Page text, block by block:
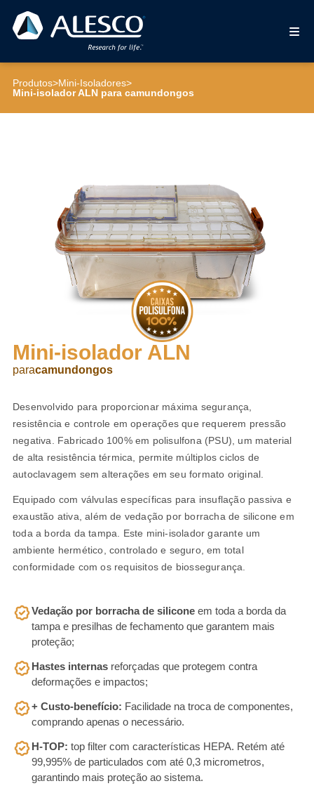
Produtos>Mini-Isoladores>
Mini-isolador ALN para camundongos
Mini-isolador ALN
paracamundongos
Desenvolvido para proporcionar máxima segurança,
resistência e controle em operações que requerem pressão
negativa. Fabricado 100% em polisulfona (PSU), um material
de alta resistência térmica, permite múltiplos ciclos de
autoclavagem sem alterações em seu formato original.
Equipado com válvulas específicas para insuflação passiva e
exaustão ativa, além de vedação por borracha de silicone em
toda a borda da tampa. Este mini-isolador garante um
ambiente hermético, controlado e seguro, em total
conformidade com os requisitos de biossegurança.
Vedação por borracha de silicone em toda a borda da
tampa e presilhas de fechamento que garantem mais
proteção;
Hastes internas reforçadas que protegem contra
deformações e impactos;
+ Custo-benefício: Facilidade na troca de componentes,
comprando apenas o necessário.
H-TOP: top filter com características HEPA. Retém até
99,995% de particulados com até 0,3 micrometros,
garantindo mais proteção ao sistema.